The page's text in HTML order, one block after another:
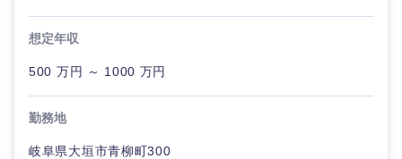
想定年収
500 万円 ～ 1000 万円
勤務地
岐阜県大垣市青柳町300